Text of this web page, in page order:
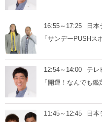
16:55～17:25
日本
「サンデーPUSHス
12:54～14:00
テレ
「開運！なんでも鑑
11:45～12:45
日本